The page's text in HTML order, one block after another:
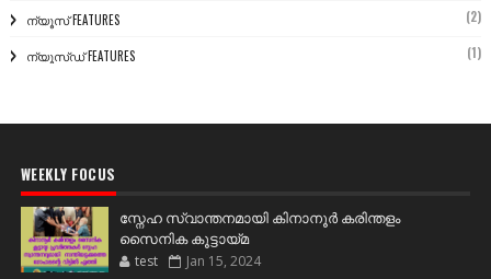
ന്യൂസ് FEATURES (2)
ന്യൂസ്ഡ് FEATURES (1)
WEEKLY FOCUS
സ്നേഹ സ്വാന്തനമായി കിനാനൂർ കരിന്തളം
സൈനിക കൂട്ടായ്മ
test Jan 15, 2024